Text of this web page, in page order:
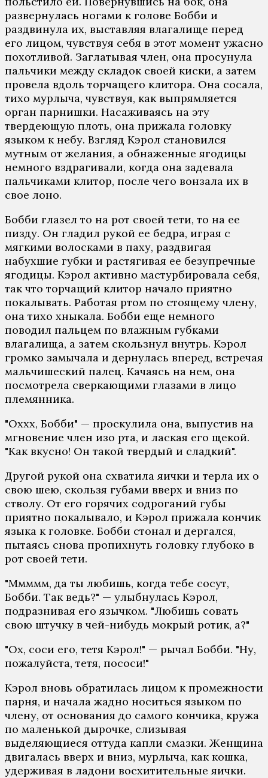
развернулась ногами к голове Бобби и
раздвинула их, выставляя влагалище перед
его лицом, чувствуя себя в этот момент ужасно
похотливой. Заглатывая член, она просунула
пальчики между складок своей киски, а затем
провела вдоль торчащего клитора. Она сосала,
тихо мурлыча, чувствуя, как выпрямляется
орган парнишки. Насаживаясь на эту
твердеющую плоть, она прижала головку
языком к небу. Взгляд Кэрол становился
мутным от желания, а обнаженные ягодицы
немного вздрагивали, когда она задевала
пальчиками клитор, после чего вонзала их в
свое лоно.
Бобби глазел то на рот своей тети, то на ее
пизду. Он гладил рукой ее бедра, играя с
мягкими волосками в паху, раздвигая
набухшие губки и растягивая ее безупречные
ягодицы. Кэрол активно мастурбировала себя,
так что торчащий клитор начало приятно
покалывать. Работая ртом по стоящему члену,
она тихо хныкала. Бобби еще немного
поводил пальцем по влажным губками
влагалища, а затем скользнул внутрь. Кэрол
громко замычала и дернулась вперед, встречая
мальчишеский палец. Качаясь на нем, она
посмотрела сверкающими глазами в лицо
племянника.
"Оххх, Бобби" — проскулила она, выпустив на
мгновение член изо рта, и лаская его щекой.
"Как вкусно! Он такой твердый и сладкий".
Другой рукой она схватила яички и терла их о
свою шею, скользя губами вверх и вниз по
стволу. От его горячих содроганий губы
приятно покалывало, и Кэрол прижала кончик
языка к головке. Бобби стонал и дергался,
пытаясь снова пропихнуть головку глубоко в
рот своей тети.
"Ммммм, да ты любишь, когда тебе сосут,
Бобби. Так ведь?" — улыбнулась Кэрол,
подразнивая его язычком. "Любишь совать
свою штучку в чей-нибудь мокрый ротик, а?"
"Ох, соси его, тетя Кэрол!" — рычал Бобби. "Ну,
пожалуйста, тетя, пососи!"
Кэрол вновь обратилась лицом к промежности
парня, и начала жадно носиться языком по
члену, от основания до самого кончика, кружа
по маленькой дырочке, слизывая
выделяющиеся оттуда капли смазки. Женщина
двигалась вверх и вниз, мурлыча, как кошка,
удерживая в ладони восхитительные яички.